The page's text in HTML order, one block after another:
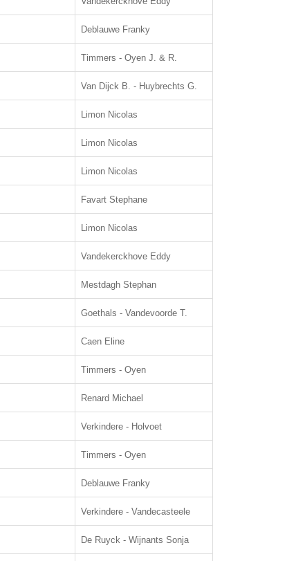
Deblauwe Franky
Timmers - Oyen J. & R.
Van Dijck B. - Huybrechts G.
Limon Nicolas
Limon Nicolas
Limon Nicolas
Favart Stephane
Limon Nicolas
Vandekerckhove Eddy
Mestdagh Stephan
Goethals - Vandevoorde T.
Caen Eline
Timmers - Oyen
Renard Michael
Verkindere - Holvoet
Timmers - Oyen
Deblauwe Franky
Verkindere - Vandecasteele
De Ruyck - Wijnants Sonja